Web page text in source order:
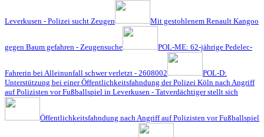
Leverkusen - Polizei sucht Zeugen Mit gestohlenem Renault Kangoo
gegen Baum gefahren - Zeugensuche POL-ME: 62-jährige Pedelec-
Fahrerin bei Alleinunfall schwer verletzt - 2608002
POL-D:
Unterstützung bei einer Öffentlichkeitsfahndung der Polizei Köln nach Angriff
auf Polizisten vor Fußballspiel in Leverkusen - Tatverdächtiger stellt sich
Öffentlichkeitsfahndung nach Angriff auf Polizisten vor Fußballspiel